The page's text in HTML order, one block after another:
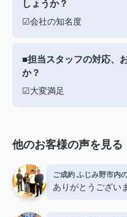
しょうか？
☑会社の知名度
■担当スタッフの対応、
か？
☑大変満足
他のお客様の声を見る
ご成約 ふじみ野市内
ありがとうござい